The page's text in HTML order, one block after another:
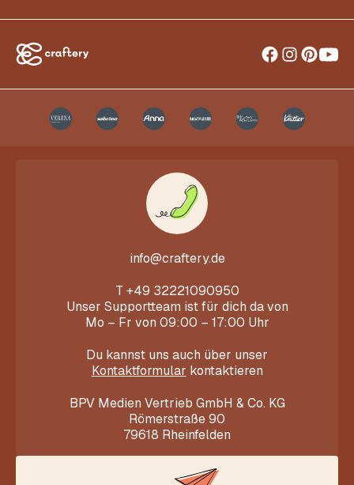
info@craftery.de
T +49 32221090950
Unser Supportteam ist für dich da von
Mo – Fr von 09:00 – 17:00 Uhr
Du kannst uns auch über unser
Kontaktformular kontaktieren
BPV Medien Vertrieb GmbH & Co. KG
Römerstraße 90
79618 Rheinfelden